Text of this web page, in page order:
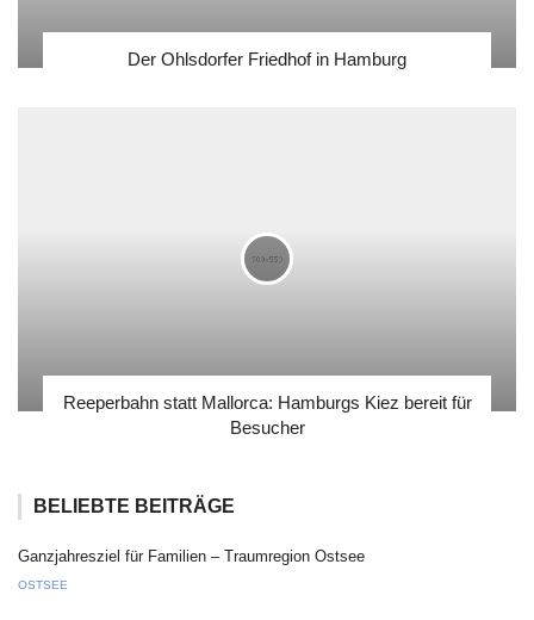
Der Ohlsdorfer Friedhof in Hamburg
Reeperbahn statt Mallorca: Hamburgs Kiez bereit für
Besucher
BELIEBTE BEITRÄGE
Ganzjahresziel für Familien – Traumregion Ostsee
OSTSEE